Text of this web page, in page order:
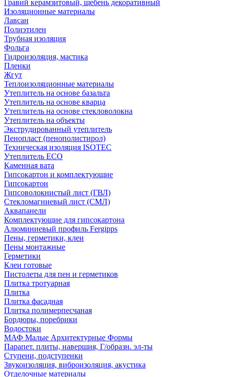
Гравий керамзитовый, щебень декоративный
Изоляционные материалы
Лавсан
Полиэтилен
Трубная изоляция
Фольга
Гидроизоляция, мастика
Пленки
Жгут
Теплоизоляционные материалы
Утеплитель на основе базальта
Утеплитель на основе кварца
Утеплитель на основе стекловолокна
Утеплитель на объекты
Экструдированный утеплитель
Пенопласт (пенополистирол)
Техническая изоляция ISOTEC
Утеплитель ECO
Каменная вата
Гипсокартон и комплектующие
Гипсокартон
Гипсоволокнистый лист (ГВЛ)
Стекломагниевый лист (СМЛ)
Аквапанели
Комплектующие для гипсокартона
Алюминиевый профиль Fergipps
Пены, герметики, клеи
Пены монтажные
Герметики
Клеи готовые
Пистолеты для пен и герметиков
Плитка тротуарная
Плитка
Плитка фасадная
Плитка полимерпесчаная
Бордюры, поребрики
Водостоки
МАФ Малые Архитектурные Формы
Парапет. плиты, навершия, Г/образн. эл-ты
Ступени, подступенки
Звукоизоляция, виброизоляция, акустика
Отделочные материалы